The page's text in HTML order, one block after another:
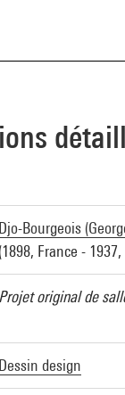
Djo-Bourgeois
(1898, France -
Projet original de
Dessin design